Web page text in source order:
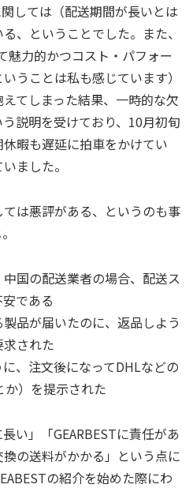
しては（配送期間が長いとは
、ということでした。また、
魅力的かつコスト・パフォー
うことは私も感じています）
てしまった結果、一時的な欠
説明を受けており、10月初旬
暇も遅延に拍車をかけてい
ました。
ては悪評がある、というのも事
国の配送業者の場合、配送ス
である
品が届いたのに、返品しよう
された
、注文後になってDHLなどの
）を提示された
い」「GEARBESTに責任があ
の送料がかかる」という点に
の紹介を始めた際にわ